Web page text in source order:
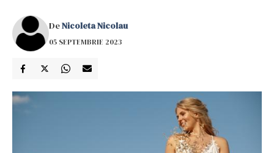
DeNicoleta Nicolau
05 SEPTEMBRIE 2023